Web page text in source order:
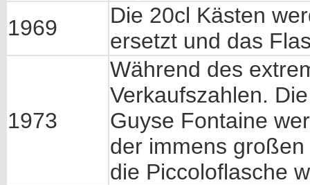
1969
Die 20cl Kästen
ersetzt und das
1973
Während des
Verkaufszahlen.
Guyse Fontaine
der immens
die Piccoloflasche